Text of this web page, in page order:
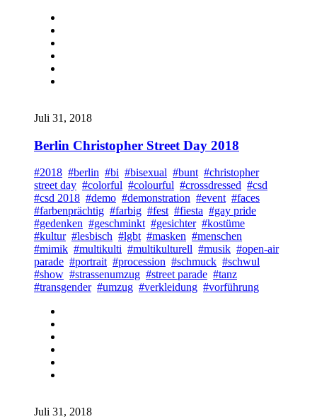
Juli 31, 2018
Berlin Christopher Street Day 2018
#2018 #berlin #bi #bisexual #bunt #christopher
street day #colorful #colourful #crossdressed #csd
#csd 2018 #demo #demonstration #event #faces
#farbenprächtig #farbig #fest #fiesta #gay pride
#gedenken #geschminkt #gesichter #kostüme
#kultur #lesbisch #lgbt #masken #menschen
#mimik #multikulti #multikulturell #musik #open-air
parade #portrait #procession #schmuck #schwul
#show #strassenumzug #street parade #tanz
#transgender #umzug #verkleidung #vorführung
Juli 31, 2018